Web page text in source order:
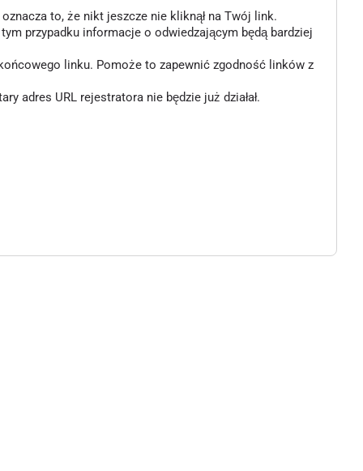
to, że nikt jeszcze nie kliknął na Twój link.
przypadku informacje o odwiedzającym będą bardziej
linku. Pomoże to zapewnić zgodność linków z
adres URL rejestratora nie będzie już działał.